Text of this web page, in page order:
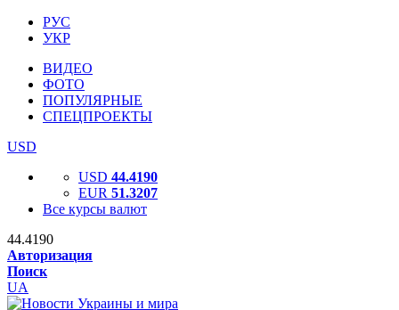
РУС
УКР
ВИДЕО
ФОТО
ПОПУЛЯРНЫЕ
СПЕЦПРОЕКТЫ
USD
USD 44.4190
EUR 51.3207
Все курсы валют
44.4190
Авторизация
Поиск
UA